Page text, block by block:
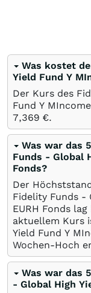
Was kostet
Yield Fund Y
Der Kurs des
Fund Y
7,369 €.
Was war das
Funds - Global
Fonds?
Der
Fidelity Funds -
EURH Fonds
aktuellem Kurs
Yield Fund Y
Wochen-Hoch
Was war das
- Global High